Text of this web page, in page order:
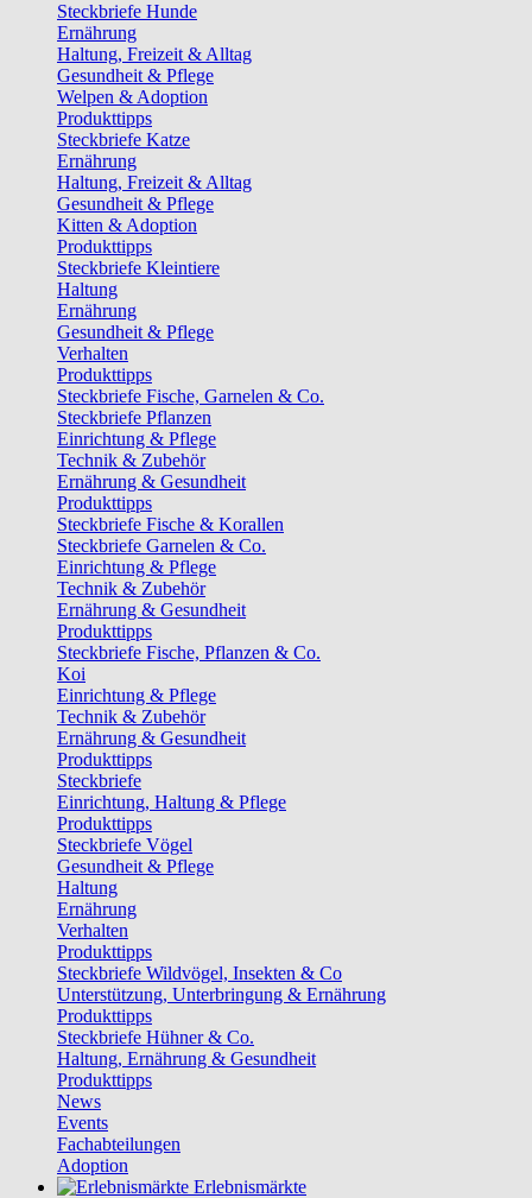
Steckbriefe Hunde
Ernährung
Haltung, Freizeit & Alltag
Gesundheit & Pflege
Welpen & Adoption
Produkttipps
Steckbriefe Katze
Ernährung
Haltung, Freizeit & Alltag
Gesundheit & Pflege
Kitten & Adoption
Produkttipps
Steckbriefe Kleintiere
Haltung
Ernährung
Gesundheit & Pflege
Verhalten
Produkttipps
Steckbriefe Fische, Garnelen & Co.
Steckbriefe Pflanzen
Einrichtung & Pflege
Technik & Zubehör
Ernährung & Gesundheit
Produkttipps
Steckbriefe Fische & Korallen
Steckbriefe Garnelen & Co.
Einrichtung & Pflege
Technik & Zubehör
Ernährung & Gesundheit
Produkttipps
Steckbriefe Fische, Pflanzen & Co.
Koi
Einrichtung & Pflege
Technik & Zubehör
Ernährung & Gesundheit
Produkttipps
Steckbriefe
Einrichtung, Haltung & Pflege
Produkttipps
Steckbriefe Vögel
Gesundheit & Pflege
Haltung
Ernährung
Verhalten
Produkttipps
Steckbriefe Wildvögel, Insekten & Co
Unterstützung, Unterbringung & Ernährung
Produkttipps
Steckbriefe Hühner & Co.
Haltung, Ernährung & Gesundheit
Produkttipps
News
Events
Fachabteilungen
Adoption
Erlebnismärkte